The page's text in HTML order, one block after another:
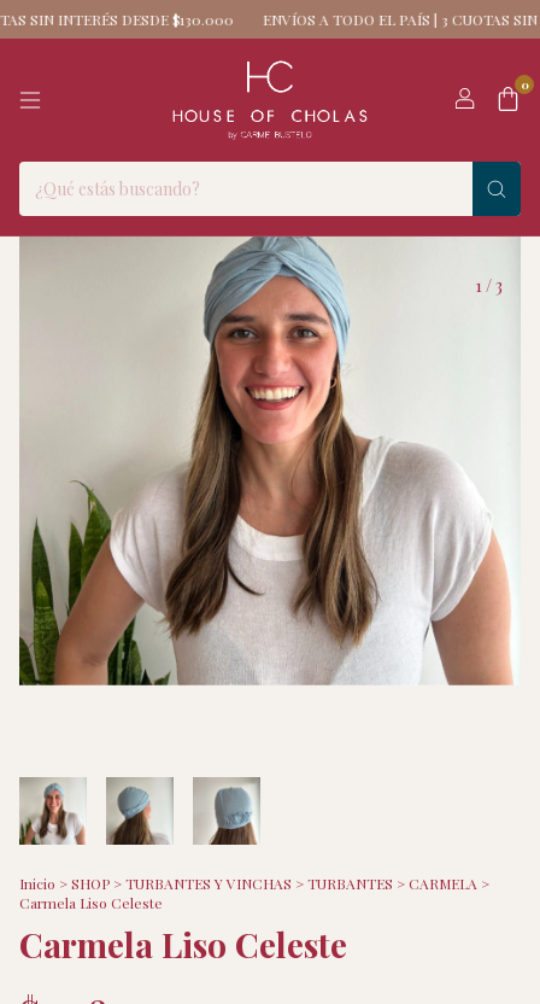
SIN INTERÉS DESDE $130.000 ENVÍOS A TODO EL PAÍS | 3 CUOTAS SIN
0
1/3
Inicio >SHOP >TURBANTES Y VINCHAS >TURBANTES >CARMELA >
Carmela Liso Celeste
Carmela Liso Celeste